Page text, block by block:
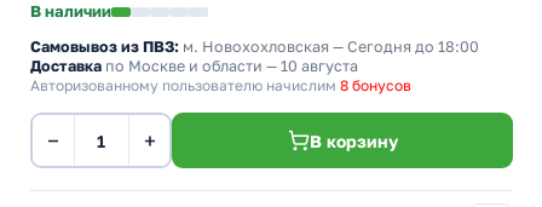
В наличии
Самовывоз из ПВЗ: м. Новохохловская — Сегодня до 18:00
Доставка по Москве и области — 10 августа
Авторизованному пользователю начислим 8 бонусов
− + В корзину